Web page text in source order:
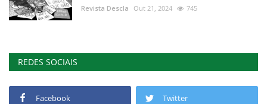
Revista Descla Out 21, 2024 745
REDES SOCIAIS
Facebook Twitter